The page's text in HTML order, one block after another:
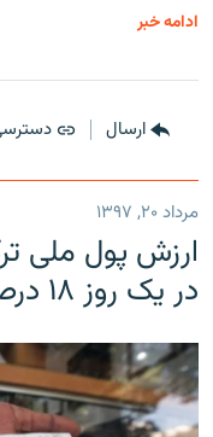
ادامه خبر
ارسال
مرداد ۲۰, ۱۳۹۷
ارزش پول ملی
در یک روز ۱۸ درصد سقوط کرد